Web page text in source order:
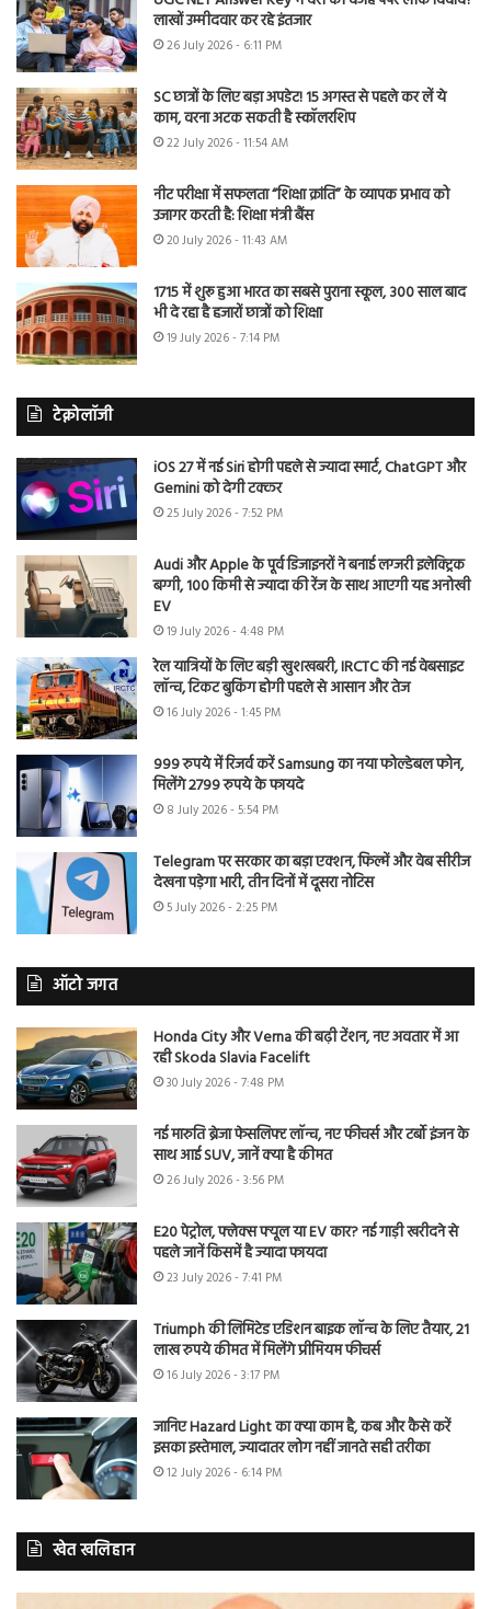
लाखों उम्मीदवार कर रहे इंतजार
26 July 2026 - 6:11 PM
SC छात्रों के लिए बड़ा अपडेट! 15 अगस्त से पहले कर लें ये
काम, वरना अटक सकती है स्कॉलरशिप
22 July 2026 - 11:54 AM
नीट परीक्षा में सफलता “शिक्षा क्रांति” के व्यापक प्रभाव को
उजागर करती है: शिक्षा मंत्री बैंस
20 July 2026 - 11:43 AM
1715 में शुरू हुआ भारत का सबसे पुराना स्कूल, 300 साल बाद
भी दे रहा है हजारों छात्रों को शिक्षा
19 July 2026 - 7:14 PM
टेक्नोलॉजी
iOS 27 में नई Siri होगी पहले से ज्यादा स्मार्ट, ChatGPT और
Gemini को देगी टक्कर
25 July 2026 - 7:52 PM
Audi और Apple के पूर्व डिजाइनरों ने बनाई लग्जरी इलेक्ट्रिक
बग्गी, 100 किमी से ज्यादा की रेंज के साथ आएगी यह अनोखी
EV
19 July 2026 - 4:48 PM
रेल यात्रियों के लिए बड़ी खुशखबरी, IRCTC की नई वेबसाइट
लॉन्च, टिकट बुकिंग होगी पहले से आसान और तेज
16 July 2026 - 1:45 PM
999 रुपये में रिजर्व करें Samsung का नया फोल्डेबल फोन,
मिलेंगे 2799 रुपये के फायदे
8 July 2026 - 5:54 PM
Telegram पर सरकार का बड़ा एक्शन, फिल्में और वेब सीरीज
देखना पड़ेगा भारी, तीन दिनों में दूसरा नोटिस
5 July 2026 - 2:25 PM
ऑटो जगत
Honda City और Verna की बढ़ी टेंशन, नए अवतार में आ
रही Skoda Slavia Facelift
30 July 2026 - 7:48 PM
नई मारुति ब्रेजा फेसलिफ्ट लॉन्च, नए फीचर्स और टर्बो इंजन के
साथ आई SUV, जानें क्या है कीमत
26 July 2026 - 3:56 PM
E20 पेट्रोल, फ्लेक्स फ्यूल या EV कार? नई गाड़ी खरीदने से
पहले जानें किसमें है ज्यादा फायदा
23 July 2026 - 7:41 PM
Triumph की लिमिटेड एडिशन बाइक लॉन्च के लिए तैयार, 21
लाख रुपये कीमत में मिलेंगे प्रीमियम फीचर्स
16 July 2026 - 3:17 PM
जानिए Hazard Light का क्या काम है, कब और कैसे करें
इसका इस्तेमाल, ज्यादातर लोग नहीं जानते सही तरीका
12 July 2026 - 6:14 PM
खेत खलिहान